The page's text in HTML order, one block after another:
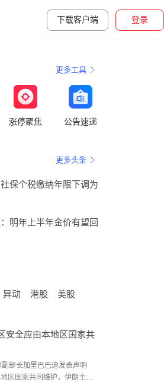
下载客户端 登录
更多工具
涨停聚焦 公告速递
更多头条
保个税缴纳年限下调为
明年上半年金价有望回
异动 港股 美股
安全应由本地区国家共
部长加里巴巴迪发表声明
区国家共同维护，伊朗主张